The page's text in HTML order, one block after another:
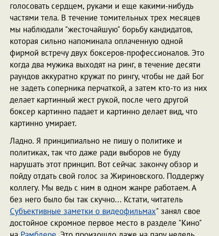
голосовать сердцем, руками и еще какими-нибудь
частями тела. В течение томительных трех месяцев
мы наблюдали "жесточайшую" борьбу кандидатов,
которая сильно напоминала оплаченную одной
фирмой встречу двух боксеров-профессионалов. Это
когда два мужика выходят на ринг, в течение десяти
раундов аккуратно кружат по рингу, чтобы не дай Бог
не задеть соперника перчаткой, а затем кто-то из них
делает картинный жест рукой, после чего другой
боксер картинно падает и картинно делает вид, что
картинно умирает.
Ладно. Я принципиально не пишу о политике и
политиках, так что даже ради выборов не буду
нарушать этот принцип. Вот сейчас закончу обзор и
пойду отдать свой голос за Жириновского. Поддержу
коллегу. Мы ведь с ним в одном жанре работаем. А
без него было бы так скучно... Кстати, читатель
Субъективные заметки о видеофильмах" занял свое
достойное скромное первое место в разделе "Кино"